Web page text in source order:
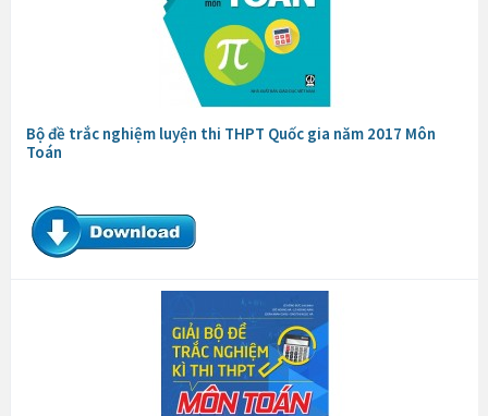
Bộ đề trắc nghiệm luyện thi THPT Quốc gia năm 2017 Môn
Toán